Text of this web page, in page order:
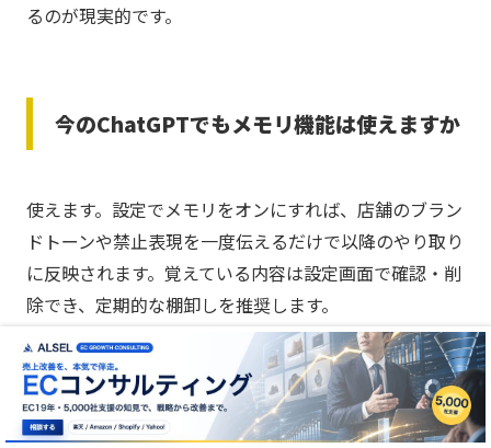
るのが現実的です。
今のChatGPTでもメモリ機能は使えますか
使えます。設定でメモリをオンにすれば、店舗のブラン
ドトーンや禁止表現を一度伝えるだけで以降のやり取り
に反映されます。覚えている内容は設定画面で確認・削
除でき、定期的な棚卸しを推奨します。
ロングメモリを待ってから導入したほうが